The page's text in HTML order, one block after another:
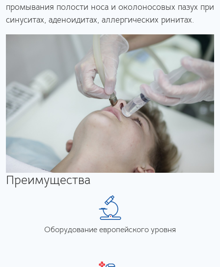
промывания полости носа и околоносовых пазух при
синуситах, аденоидитах, аллергических ринитах.
Преимущества
Оборудование европейского уровня